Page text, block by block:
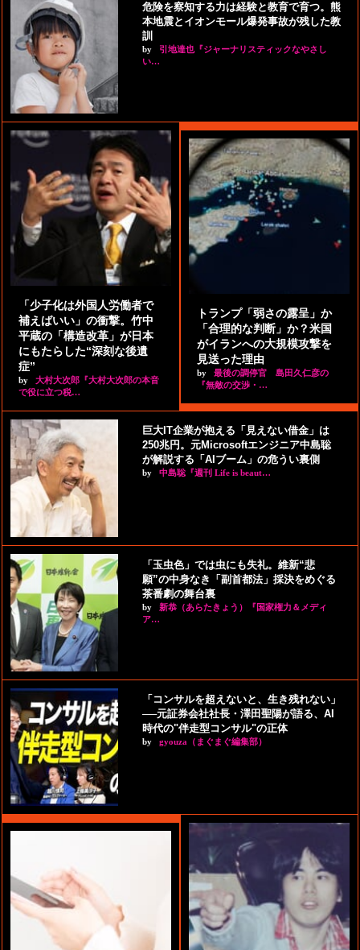
危険を察知する力は経験と教育で育つ。熊
本地震とイオンモール爆発事故が残した教
訓
by
引地達也『ジャーナリスティックなやさし
い…
「少子化は外国人労働者で
補えばいい」の衝撃。竹中
平蔵の「構造改革」が日本
にもたらした“深刻な後遺
症”
by
大村大次郎『大村大次郎の本音
で役に立つ税…
トランプ「弱さの露呈」か
「合理的な判断」か？米国
がイランへの大規模攻撃を
見送った理由
by
最後の調停官 島田久仁彦の
『無敵の交渉・…
巨大IT企業が抱える「見えない借金」は
250兆円。元Microsoftエンジニア中島聡
が解説する「AIブーム」の危うい裏側
by 中島聡『週刊 Life is beaut…
「玉虫色」では虫にも失礼。維新“悲
願”の中身なき「副首都法」採決をめぐる
茶番劇の舞台裏
by
新恭（あらたきょう）『国家権力＆メディ
ア…
「コンサルを超えないと、生き残れない」
──元証券会社社長・澤田聖陽が語る、AI
時代の"伴走型コンサル"の正体
by gyouza（まぐまぐ編集部）